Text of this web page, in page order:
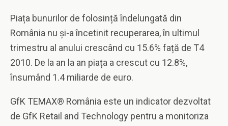
Piața bunurilor de folosință îndelungată din
România nu și-a încetinit recuperarea, în ultimul
trimestru al anului crescând cu 15.6% față de T4
2010. De la an la an piața a crescut cu 12.8%,
însumând 1.4 miliarde de euro.
GfK TEMAX® România este un indicator dezvoltat
de GfK Retail and Technology pentru a monitoriza